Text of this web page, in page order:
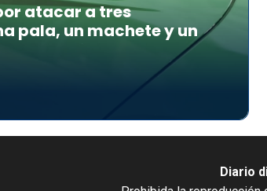
atacar a tres
pala, un machete y un
Diario